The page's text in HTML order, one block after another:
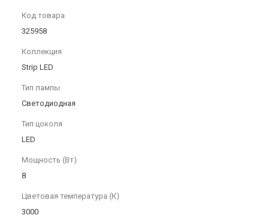
Код товара
325958
Коллекция
Strip LED
Тип лампы
Светодиодная
Тип цоколя
LED
Мощность (Вт)
8
Цветовая температура (К)
3000